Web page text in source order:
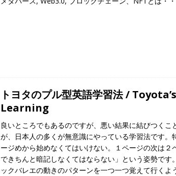
トヨタのプル型英語学習法 /
Learning
良いところでもあるのですが、悪い結果に結びつく
が、日本人の多くが無意識にやっている学習法です
ージめから始めなくてはいけない。１ページの次は
できちんと暗記しなくてはならない」という姿勢で
ックバレエの動きのパターンを一つ一つ覚えて行く